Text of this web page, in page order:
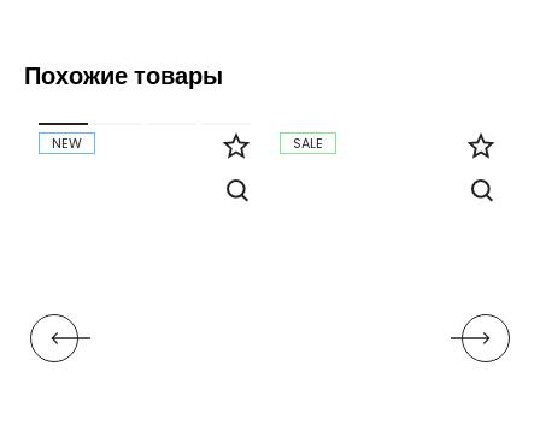
Похожие товары
NEW SALE